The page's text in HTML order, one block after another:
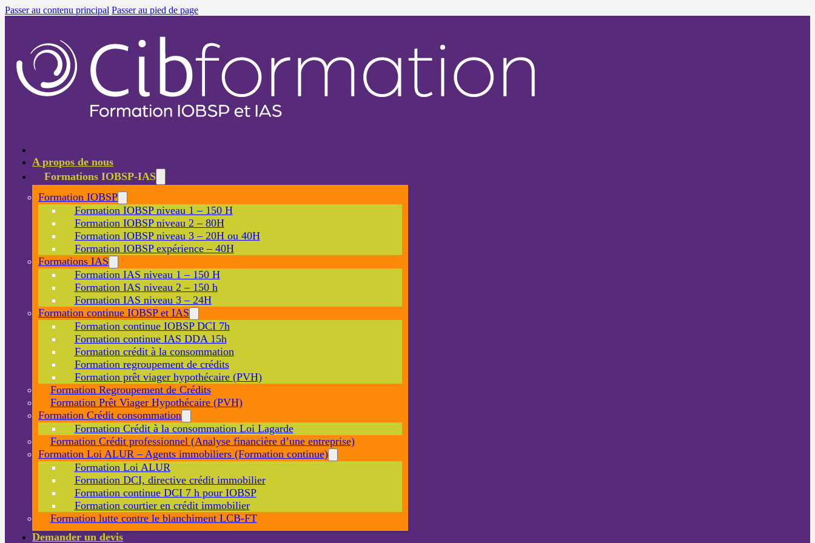
Passer au contenu principal Passer au pied de page
A propos de nous
Formations IOBSP-IAS
Formation IOBSP
Formation IOBSP niveau 1 – 150 H
Formation IOBSP niveau 2 – 80H
Formation IOBSP niveau 3 – 20H ou 40H
Formation IOBSP expérience – 40H
Formations IAS
Formation IAS niveau 1 – 150 H
Formation IAS niveau 2 – 150 h
Formation IAS niveau 3 – 24H
Formation continue IOBSP et IAS
Formation continue IOBSP DCI 7h
Formation continue IAS DDA 15h
Formation crédit à la consommation
Formation regroupement de crédits
Formation prêt viager hypothécaire (PVH)
Formation Regroupement de Crédits
Formation Prêt Viager Hypothécaire (PVH)
Formation Crédit consommation
Formation Crédit à la consommation Loi Lagarde
Formation Crédit professionnel (Analyse financière d’une entreprise)
Formation Loi ALUR – Agents immobiliers (Formation continue)
Formation Loi ALUR
Formation DCI, directive crédit immobilier
Formation continue DCI 7 h pour IOBSP
Formation courtier en crédit immobilier
Formation lutte contre le blanchiment LCB-FT
Demander un devis